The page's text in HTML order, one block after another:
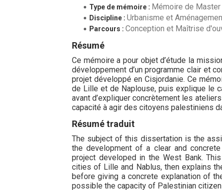
Type de mémoire : Mémoire de Master
Discipline : Urbanisme et
Parcours : Conception et Maîtrise
Résumé
Ce mémoire a pour objet d’étude la
développement d’un programme clair et
projet développé en Cisjordanie. Ce
de Lille et de Naplouse, puis explique le
avant d’expliquer concrètement les
capacité à agir des citoyens palestiniens
Résumé traduit
The subject of this dissertation is the
the development of a clear and
project developed in the West Bank.
cities of Lille and Nablus, then explains
before giving a concrete explanation of
possible the capacity of Palestinian